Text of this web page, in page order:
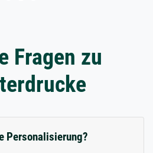
Fragen zu
Personalisierung?